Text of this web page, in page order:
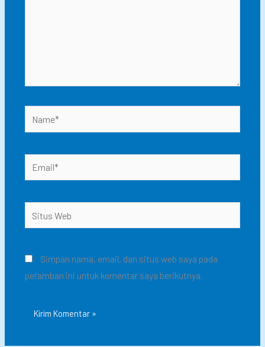
Web
Simpan nama, email, dan situs web saya pada
peramban ini untuk komentar saya berikutnya.